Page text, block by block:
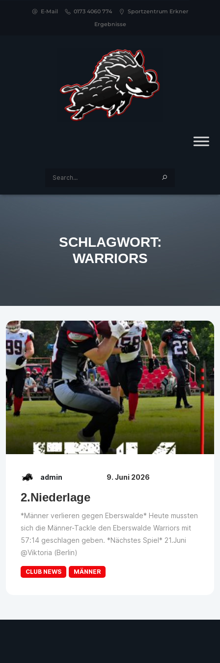
E-Mail 0173 4060 774
Sportzentrum Erkner
Ergebnisse
SCHLAGWORT:
WARRIORS
admin 9. Juni 2026
2.Niederlage
*Männer verlieren gegen Eberswalde* Heute mussten
sich die Männer-Tackle den Eberswalde Warriors mit
57:14 geschlagen geben. *Nächstes Spiel* 21.Juni
@Viktoria (Berlin)
CLUB NEWS MÄNNER